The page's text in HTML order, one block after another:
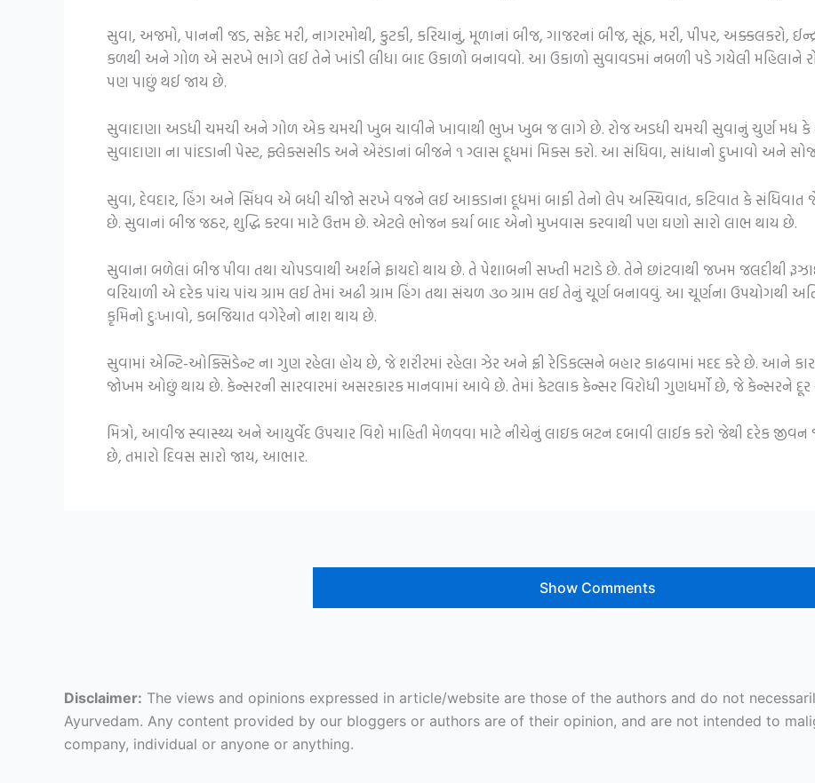
સુવા, અજમો, પાનની જડ, સફેદ મરી, નાગરમોથી, કુટકી, કરિયાનું, મૂળાનાં બીજ, ગાજરનાં બીજ, સૂંઠ, મરી, પીપર, અક્કલકરો,
કળથી અને ગોળ એ સરખે ભાગે લઈ તેને ખાંડી લીધા બાદ ઉકાળો બનાવવો. આ ઉકાળો સુવાવડમાં નબળી પડે ગયેલી મહિલાને
પણ પાછું થઈ જાય છે.
સુવાદાણા અડધી ચમચી અને ગોળ એક ચમચી ખુબ ચાવીને ખાવાથી ભુખ ખુબ જ લાગે છે. રોજ અડધી ચમચી સુવાનું ચુર્ણ મધ કે
સુવાદાણા ના પાંદડાની પેસ્ટ, ફ્લેક્સસીડ અને એરંડાનાં બીજને ૧ ગ્લાસ દૂધમાં મિક્સ કરો. આ સંધિવા, સાંધાનો દુખાવો અને
સુવા, દેવદાર, હિંગ અને સિંધવ એ બધી ચીજો સરખે વજને લઈ આકડાના દૂધમાં બાફી તેનો લેપ અસ્થિવાત, કટિવાત કે સંધિવાત
છે. સુવાનાં બીજ જઠર, શુદ્ધિ કરવા માટે ઉત્તમ છે. એટલે ભોજન કર્યા બાદ એનો મુખવાસ કરવાથી પણ ઘણો સારો લાભ થાય છે.
સુવાના બળેલાં બીજ પીવા તથા ચોપડવાથી અર્શને ફાયદો થાય છે. તે પેશાબની સખ્તી મટાડે છે. તેને છાંટવાથી જખમ જલદીથી
વરિયાળી એ દરેક પાંચ પાંચ ગ્રામ લઈ તેમાં અઢી ગ્રામ હિંગ તથા સંચળ ૩૦ ગ્રામ લઈ તેનું ચૂર્ણ બનાવવું. આ ચૂર્ણના ઉપયોગથી
કૃમિનો દુઃખાવો, કબજિયાત વગેરેનો નાશ થાય છે.
સુવામાં એન્ટિ-ઓક્સિડેન્ટ ના ગુણ રહેલા હોય છે, જે શરીરમાં રહેલા ઝેર અને ફ્રી રેડિકલ્સને બહાર કાઢવામાં મદદ કરે છે. આને
જોખમ ઓછું થાય છે. કેન્સરની સારવારમાં અસરકારક માનવામાં આવે છે. તેમાં કેટલાક કેન્સર વિરોધી ગુણધર્મો છે, જે કેન્સરને દૂર
મિત્રો, આવીજ સ્વાસ્થ્ય અને આયુર્વેદ ઉપચાર વિશે માહિતી મેળવવા માટે નીચેનું લાઇક બટન દબાવી લાઈક કરો જેથી દરેક જીવન
છે, તમારો દિવસ સારો જાય, આભાર.
Show Comments
Disclaimer: The views and opinions expressed in article/website are those of the authors and do not
Ayurvedam. Any content provided by our bloggers or authors are of their opinion, and are not intended to
company, individual or anyone or anything.